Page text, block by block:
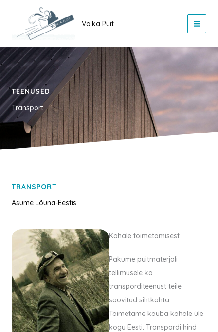
content
Voika Puit
TEENUSED
Transport
TRANSPORT
Asume Lõuna-Eestis
Kohale toimetamisest
Pakume puitmaterjali
tellimusele ka
transporditeenust teile
soovitud sihtkohta.
Toimetame kauba kohale üle
kogu Eesti. Transpordi hind